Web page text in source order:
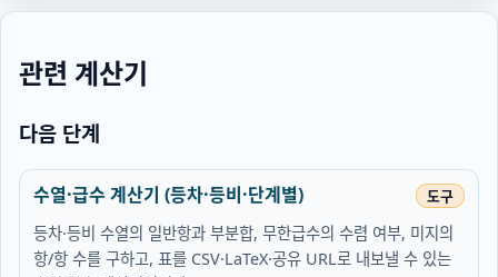
관련 계산기
다음 단계
수열·급수 계산기 (등차·등비·단계별)
등차·등비 수열의 일반항과 부분합, 무한급수의 수렴 여부, 미지의
항/항 수를 구하고, 표를 CSV·LaTeX·공유 URL로 내보낼 수 있는